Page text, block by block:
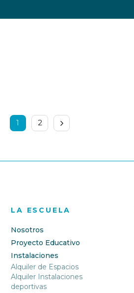
1 2
LA ESCUELA
Nosotros
Proyecto Educativo
Instalaciones
Alquiler de Espacios
Alquiler Instalaciones
deportivas